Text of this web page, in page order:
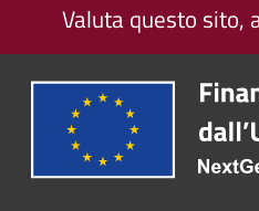
Valuta questo sito,